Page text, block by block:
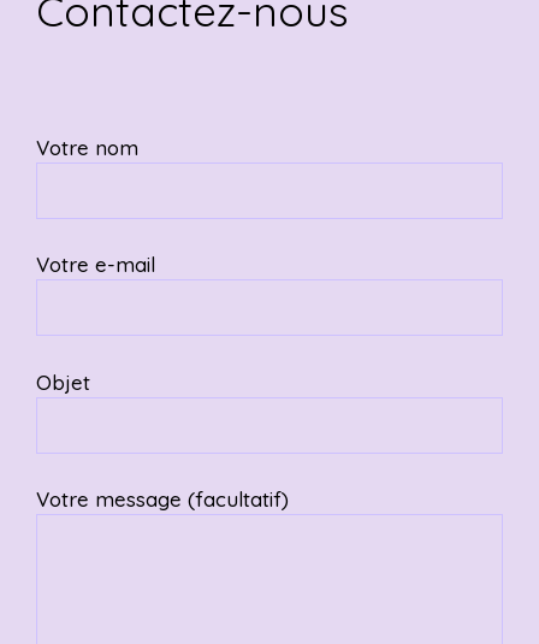
Votre nom
Votre e-mail
Objet
Votre message (facultatif)